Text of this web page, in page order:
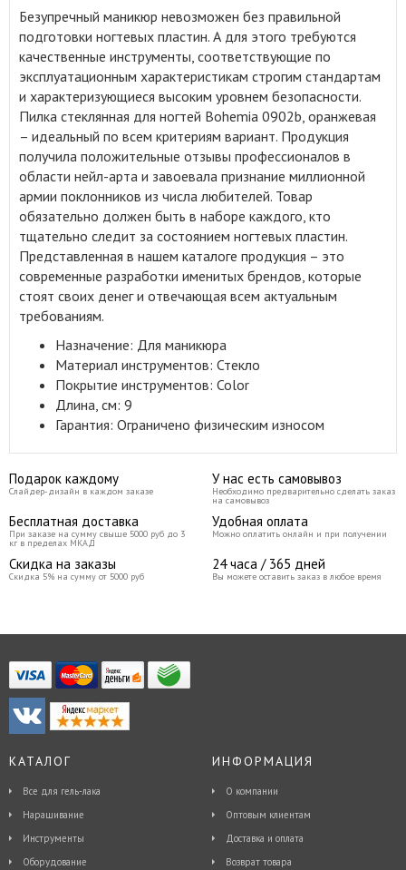
Безупречный маникюр невозможен без правильной
подготовки ногтевых пластин. А для этого требуются
качественные инструменты, соответствующие по
эксплуатационным характеристикам строгим стандартам
и характеризующиеся высоким уровнем безопасности.
Пилка стеклянная для ногтей Bohemia 0902b, оранжевая
– идеальный по всем критериям вариант. Продукция
получила положительные отзывы профессионалов в
области нейл-арта и завоевала признание миллионной
армии поклонников из числа любителей. Товар
обязательно должен быть в наборе каждого, кто
тщательно следит за состоянием ногтевых пластин.
Представленная в нашем каталоге продукция – это
современные разработки именитых брендов, которые
стоят своих денег и отвечающая всем актуальным
требованиям.
Назначение: Для маникюра
Материал инструментов: Стекло
Покрытие инструментов: Color
Длина, см: 9
Гарантия: Ограничено физическим износом
Подарок каждому
Слайдер-дизайн в каждом заказе
У нас есть самовывоз
Необходимо предварительно сделать заказ
на самовывоз
Бесплатная доставка
При заказе на сумму свыше 5000 руб до 3
кг в пределах МКАД
Удобная оплата
Можно оплатить онлайн и при получении
Скидка на заказы
Скидка 5% на сумму от 5000 руб
24 часа / 365 дней
Вы можете оставить заказ в любое время
КАТАЛОГ
Все для гель-лака
Наращивание
Инструменты
Оборудование
ИНФОРМАЦИЯ
О компании
Оптовым клиентам
Доставка и оплата
Возврат товара